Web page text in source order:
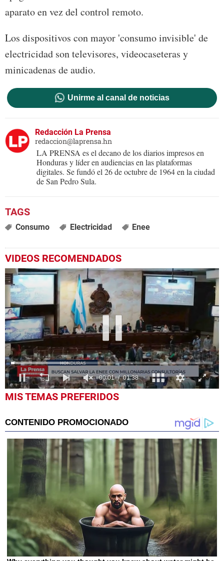
aparato en vez del control remoto.
Los dispositivos con mayor 'consumo invisible' de
electricidad son televisores, videocaseteras y
minicadenas de audio.
Unirme al canal de noticias
Redacción La Prensa
redaccion@laprensa.hn
LA PRENSA es el decano de los diarios impresos en
Honduras y líder en audiencias en las plataformas
digitales. Se fundó el 26 de octubre de 1964 en la ciudad
de San Pedro Sula.
Consumo Electricidad Enee
VIDEOS RECOMENDADOS
0
seconds
minute,
38
seconds
MIS TEMAS PREFERIDOS